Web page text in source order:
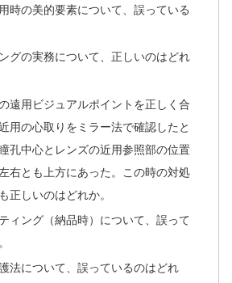
時の美的要素について、誤っている
グの実務について、正しいのはどれ
遠用ビジュアルポイントを正しく合
用の心取りをミラー法で確認したと
孔中心とレンズの近用参照部の位置
右とも上方にあった。この時の対処
正しいのはどれか。
ィング（納品時）について、誤って
法について、誤っているのはどれ